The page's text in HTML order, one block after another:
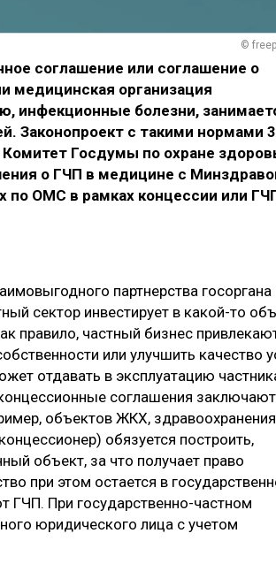
©
соглашение или соглашение о
медицинская организация
инфекционные болезни,
Законопроект с такими нормами
Госдумы по охране
о ГЧП в медицине с
по ОМС в рамках концессии или
партнерства госоргана
сектор инвестирует в какой-то
правило, частный бизнес
или улучшить качество
отдавать в эксплуатацию
соглашения
объектов ЖКХ,
обязуется построить,
объект, за что получает право
при этом остается в
ГЧП. При государственно-частном
юридического лица с учетом